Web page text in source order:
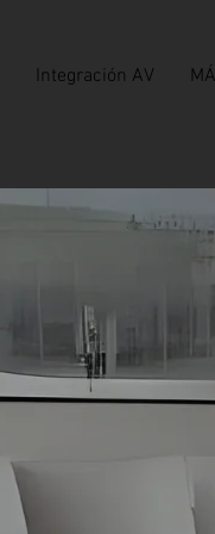
Integración AV